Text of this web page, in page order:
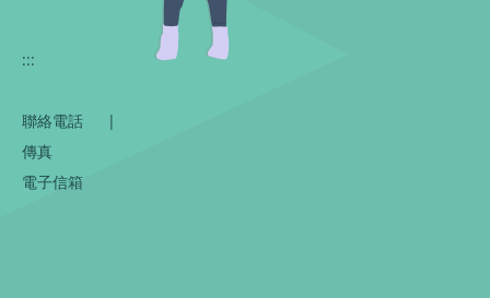
:::
聯絡電話
|
傳真
電子信箱